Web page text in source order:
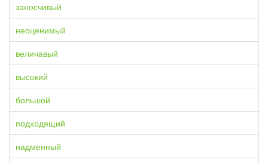
заносчивый
неоценимый
величавый
высокий
большой
подходящий
надменный